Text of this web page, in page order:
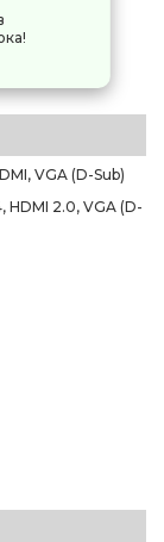
VGA (D-Sub)
HDMI 2.0, VGA (D-